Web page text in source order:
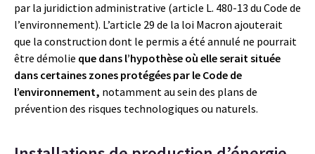
par la juridiction administrative (article L. 480-13 du Code de
l’environnement). L’article 29 de la loi Macron ajouterait
que la construction dont le permis a été annulé ne pourrait
être démolie que dans l’hypothèse où elle serait située
dans certaines zones protégées par le Code de
l’environnement, notamment au sein des plans de
prévention des risques technologiques ou naturels.